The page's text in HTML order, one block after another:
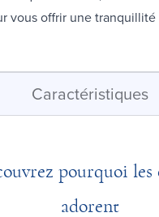
vous offrir une
Caractéristiques
pourquoi les
adorent